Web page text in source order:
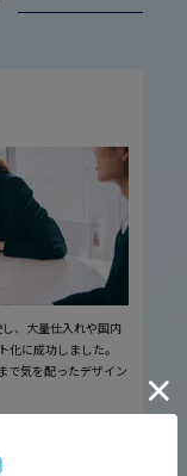
、大量仕入れや国内
に成功しました。
で気を配ったデザイン